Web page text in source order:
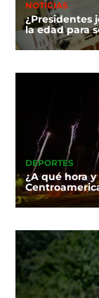
NOTICIAS
¿Presidentes
la edad para
DEPORTES
¿A qué hora